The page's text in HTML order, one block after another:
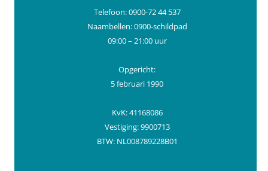
Telefoon: 0900-72 44 537
Naambellen: 0900-schildpad
09:00 – 21:00 uur
Opgericht:
5 februari 1990
KvK: 41168086
Vestiging: 9900713
BTW: NL008789228B01